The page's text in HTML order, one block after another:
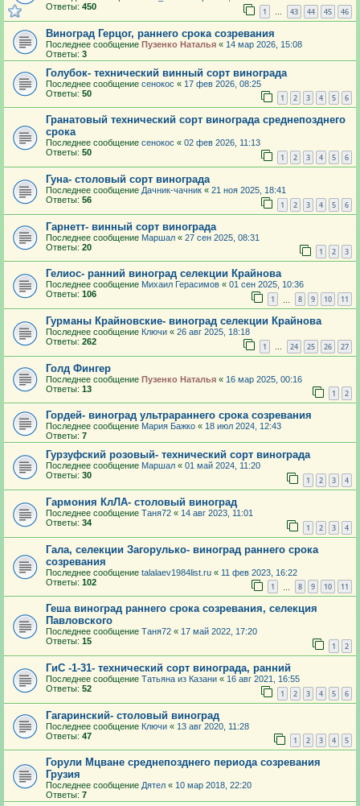
Ответы: 450 1 … 43 44 45 46
Виноград Герцог, раннего срока созревания
Последнее сообщение Пузенко Наталья « 14 мар 2026, 15:08
Ответы: 3
Голубок- технический винный сорт винограда
Последнее сообщение сенокос « 17 фев 2026, 08:25
Ответы: 50 1 2 3 4 5 6
Гранатовый технический сорт винограда среднепозднего
срока
Последнее сообщение сенокос « 02 фев 2026, 11:13
Ответы: 50 1 2 3 4 5 6
Гуна- столовый сорт винограда
Последнее сообщение Дачник-чачник « 21 ноя 2025, 18:41
Ответы: 56 1 2 3 4 5 6
Гарнетт- винный сорт винограда
Последнее сообщение Маршал « 27 сен 2025, 08:31
Ответы: 20 1 2 3
Гелиос- ранний виноград селекции Крайнова
Последнее сообщение Михаил Герасимов « 01 сен 2025, 10:36
Ответы: 106 1 8 9 10 11
Гурманы Крайновские- виноград селекции Крайнова
Последнее сообщение Ключи « 26 авг 2025, 18:18
Ответы: 262 1 … 24 25 26 27
Голд Фингер
Последнее сообщение Пузенко Наталья « 16 мар 2025, 00:16
Ответы: 13 1 2
Гордей- виноград ультрараннего срока созревания
Последнее сообщение Мария Бажко « 18 июл 2024, 12:43
Ответы: 7
Гурзуфский розовый- технический сорт винограда
Последнее сообщение Маршал « 01 май 2024, 11:20
Ответы: 30 1 2 3 4
Гармония КлЛА- столовый виноград
Последнее сообщение Таня72 « 14 авг 2023, 11:01
Ответы: 34 1 2 3 4
Гала, селекции Загорулько- виноград раннего срока
созревания
Последнее сообщение talalaev1984list.ru « 11 фев 2023, 16:22
Ответы: 102 1 8 9 10 11
Геша виноград раннего срока созревания, селекция
Павловского
Последнее сообщение Таня72 « 17 май 2022, 17:20
Ответы: 15 1 2
ГиС -1-31- технический сорт винограда, ранний
Последнее сообщение Татьяна из Казани « 16 авг 2021, 16:55
Ответы: 52 1 2 3 4 5 6
Гагаринский- столовый виноград
Последнее сообщение Ключи « 13 авг 2020, 11:28
Ответы: 47 1 2 3 4 5
Горули Мцване среднепозднего периода созревания
Грузия
Последнее сообщение Дятел « 10 мар 2018, 22:20
Ответы: 7